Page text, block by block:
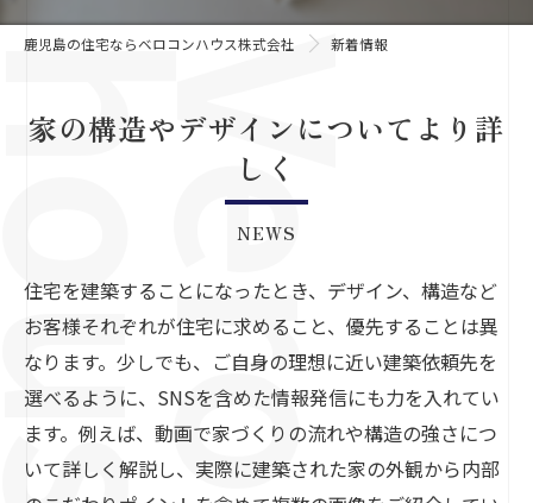
鹿児島の住宅ならベロコンハウス株式会社 新着情報
家の構造やデザインについてより詳
しく
NEWS
住宅を建築することになったとき、デザイン、構造など
お客様それぞれが住宅に求めること、優先することは異
なります。少しでも、ご自身の理想に近い建築依頼先を
選べるように、SNSを含めた情報発信にも力を入れてい
ます。例えば、動画で家づくりの流れや構造の強さにつ
いて詳しく解説し、実際に建築された家の外観から内部